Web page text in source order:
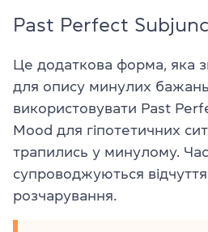
Past Perfect
Це додаткова форма, яка
для опису минулих
використовувати Past
Mood для гіпотетичних
трапились у минулому.
супроводжуються
розчарування.